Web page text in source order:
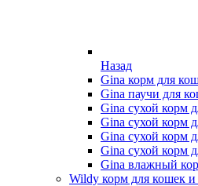
Назад
Gina корм для
Gina паучи для
Gina сухой корм
Gina сухой корм
Gina сухой корм
Gina сухой корм
Gina влажный
Wildy корм для кошек и